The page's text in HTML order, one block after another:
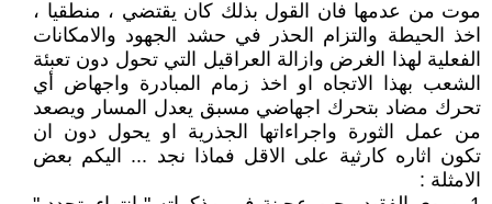
موت من عدمها فان القول بذلك كان يقتضي ، منطقيا ،
اخذ الحيطة والتزام الحذر في حشد الجهود والامكانات
الفعلية لهذا الغرض وازالة العراقيل التي تحول دون تعبئة
الشعب بهذا الاتجاه او اخذ زمام المبادرة واجهاض أي
تحرك مضاد بتحرك اجهاضي مسبق يعدل المسار ويصعد
من عمل الثورة واجراءاتها الجذرية او يحول دون ان
تكون اثاره كارثية على الاقل فماذا نجد ... اليكم بعض
الامثلة :